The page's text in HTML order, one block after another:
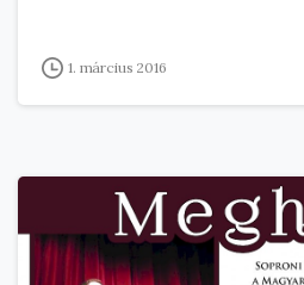
1. március 2016